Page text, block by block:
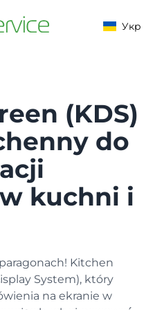
Укр
gotówkowe
i modyfikatory
i rabaty
odpowiedź na każde pytanie
urządzenie
(KDS)
do
kuchni i
Kitchen
System), który
na ekranie w